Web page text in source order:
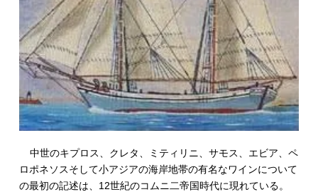
中世のキプロス、クレタ、ミティリニ、サモス、エビア、ペ
ロポネソスそして小アジアの海岸地帯の有名なワインについて
の最初の記述は、12世紀のコムニ二帝国時代に現れている。